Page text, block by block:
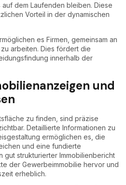
dem Laufenden bleiben. Diese
Vorteil in der dynamischen
es Firmen, gemeinsam an
arbeiten. Dies fördert die
innerhalb der
und
zu finden, sind präzise
Detaillierte Informationen zu
ermöglichen es, die
und eine fundierte
gut strukturierter Immobilienbericht
der Gewerbeimmobilie hervor und
erheblich.